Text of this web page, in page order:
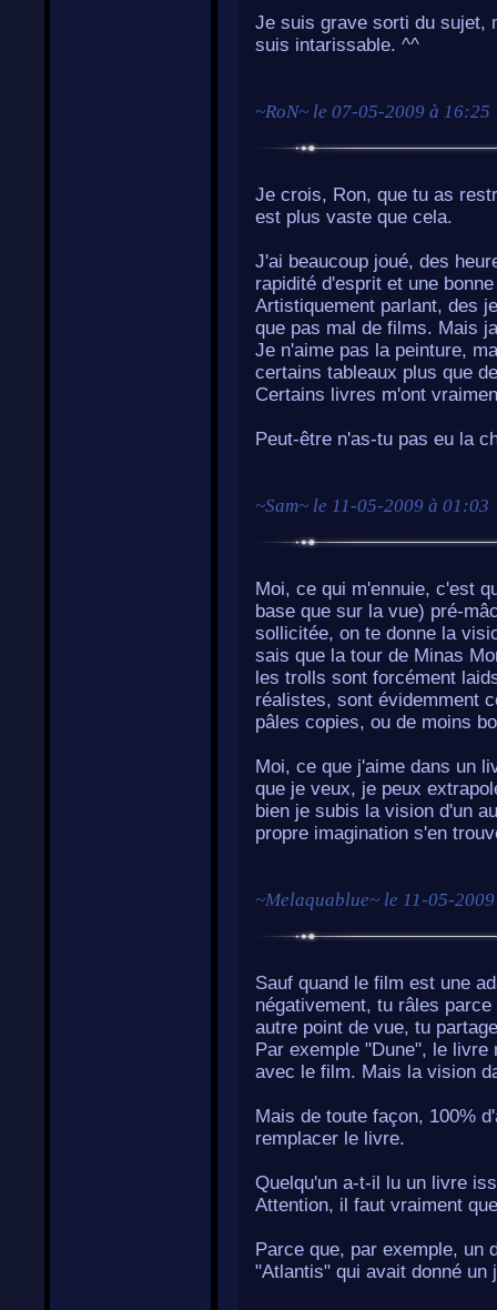
Je suis grave sorti du sujet,
suis intarissable. ^^
~RoN~ le 07-05-2009 à 16:25
Je crois, Ron, que tu as
est plus vaste que cela.
J'ai beaucoup joué, des
rapidité d'esprit et une
Artistiquement parlant, des
que pas mal de films. Mais
Je n'aime pas la peinture,
certains tableaux plus que
Certains livres m'ont
Peut-être n'as-tu pas eu la
~Sam~ le 11-05-2009 à 01:03
Moi, ce qui m'ennuie, c'est
base que sur la vue) pré-
sollicitée, on te donne la
sais que la tour de Minas
les trolls sont forcément
réalistes, sont évidemment
pâles copies, ou de moins
Moi, ce que j'aime dans un
que je veux, je peux
bien je subis la vision d'un
propre imagination s'en
~Melaquablue~ le 11-05-
Sauf quand le film est une
négativement, tu râles
autre point de vue, tu
Par exemple "Dune", le
avec le film. Mais la vision
Mais de toute façon, 100%
remplacer le livre.
Quelqu'un a-t-il lu un livre
Attention, il faut vraiment
Parce que, par exemple, un
"Atlantis" qui avait donné un